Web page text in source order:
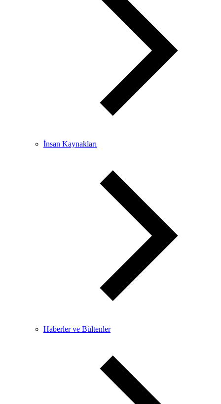
İnsan Kaynakları
Haberler ve Bültenler